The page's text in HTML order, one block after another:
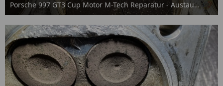
Porsche 997 GT3 Cup Motor M-Tech Reparatur - Austausch
15. September 2025